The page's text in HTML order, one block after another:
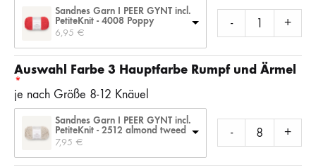
Sandnes Garn I PEER GYNT incl.
PetiteKnit - 4008 Poppy
6,95 €
- +
Auswahl Farbe 3 Hauptfarbe Rumpf und Ärmel
je nach Größe 8-12 Knäuel
Sandnes Garn I PEER GYNT incl.
PetiteKnit - 2512 almond tweed
7,95 €
- +